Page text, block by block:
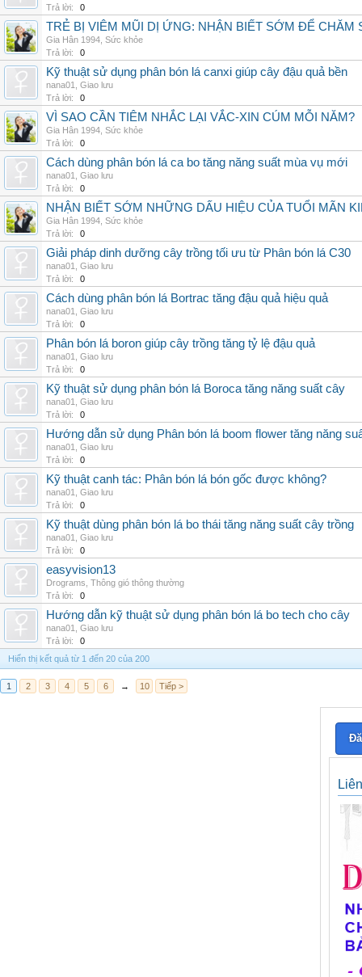
Trả lời:
0
TRẺ BỊ VIÊM MŨI DỊ ỨNG: NHẬN BIẾT SỚM ĐỂ CHĂM
Gia Hân 1994 Sức khỏe
Trả lời:
0
Kỹ thuật sử dụng phân bón lá canxi giúp cây đậu quả bền
nana01
Giao lưu
Trả lời:
0
VÌ SAO CẦN TIÊM NHẮC LẠI VẮC-XIN CÚM MỖI NĂM?
Gia Hân 1994 Sức khỏe
Trả lời:
0
Cách dùng phân bón lá ca bo tăng năng suất mùa vụ mới
nana01
Giao lưu
Trả lời:
0
NHẬN BIẾT SỚM NHỮNG DẤU HIỆU CỦA TUỔI MÃN
Gia Hân 1994 Sức khỏe
Trả lời:
0
Giải pháp dinh dưỡng cây trồng tối ưu từ Phân bón lá C30
nana01
Giao lưu
Trả lời:
0
Cách dùng phân bón lá Bortrac tăng đậu quả hiệu quả
nana01
Giao lưu
Trả lời:
0
Phân bón lá boron giúp cây trồng tăng tỷ lệ đậu quả
nana01
Giao lưu
Trả lời:
0
Kỹ thuật sử dụng phân bón lá Boroca tăng năng suất cây
nana01
Giao lưu
Trả lời:
0
Hướng dẫn sử dụng Phân bón lá boom flower tăng năng
nana01
Giao lưu
Trả lời:
0
Kỹ thuật canh tác: Phân bón lá bón gốc được không?
nana01
Giao lưu
Trả lời:
0
Kỹ thuật dùng phân bón lá bo thái tăng năng suất cây trồng
nana01
Giao lưu
Trả lời:
0
easyvision13
Drograms Thông gió thông thường
Trả lời:
0
Hướng dẫn kỹ thuật sử dụng phân bón lá bo tech cho cây
nana01
Giao lưu
Trả lời:
0
Hiển thị kết quả từ 1 đến 20 của 200
1 2 3 4 5 6 → 10 Tiếp >